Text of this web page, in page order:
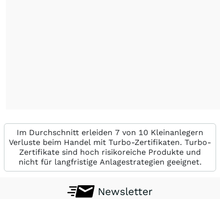
Im Durchschnitt erleiden 7 von 10 Kleinanlegern
Verluste beim Handel mit Turbo-Zertifikaten. Turbo-
Zertifikate sind hoch risikoreiche Produkte und
nicht für langfristige Anlagestrategien geeignet.
Newsletter